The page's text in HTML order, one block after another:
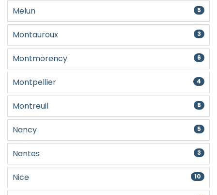
Melun 5
Montauroux 3
Montmorency 6
Montpellier 4
Montreuil 8
Nancy 5
Nantes 3
Nice 10